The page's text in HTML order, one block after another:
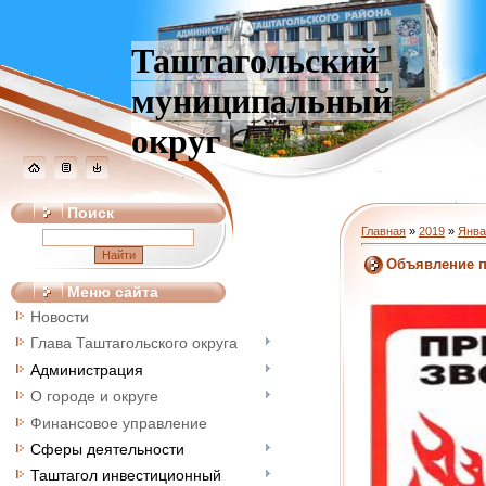
Таштагольский
муниципальный
округ
Поиск
Меню сайта
Новости
Глава Таштагольского округа
Администрация
О городе и округе
Финансовое управление
Сферы деятельности
Таштагол инвестиционный
Главная » 2019 »
Объявление